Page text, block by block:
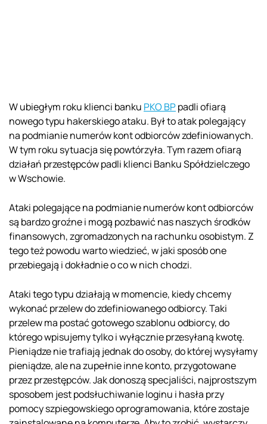
W ubiegłym roku klienci banku PKO BPpadli ofiarą
nowego typu hakerskiego ataku. Był to atak polegający
na podmianie numerów kont odbiorców zdefiniowanych.
W tym roku sytuacja się powtórzyła. Tym razem ofiarą
działań przestępców padli klienci Banku Spółdzielczego
w Wschowie.
Ataki polegające na podmianie numerów kont odbiorców
są bardzo groźne i mogą pozbawić nas naszych środków
finansowych, zgromadzonych na rachunku osobistym. Z
tego też powodu warto wiedzieć, w jaki sposób one
przebiegają i dokładnie o co w nich chodzi.
Ataki tego typu działają w momencie, kiedy chcemy
wykonać przelew do zdefiniowanego odbiorcy. Taki
przelew ma postać gotowego szablonu odbiorcy, do
którego wpisujemy tylko i wyłącznie przesyłaną kwotę.
Pieniądze nie trafiają jednak do osoby, do której wysyłamy
pieniądze, ale na zupełnie inne konto, przygotowane
przez przestępców. Jak donoszą specjaliści, najprostszym
sposobem jest podsłuchiwanie loginu i hasła przy
pomocy szpiegowskiego oprogramowania, które zostaje